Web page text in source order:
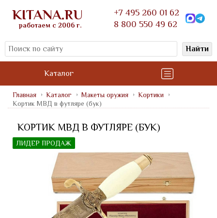
KITANA.RU
работаем с 2006 г.
+7 495 260 01 62
8 800 550 49 62
Найти
Каталог
Главная Каталог Макеты оружия
Кортики
Кортик МВД в футляре (бук)
КОРТИК МВД В ФУТЛЯРЕ (БУК)
ЛИДЕР ПРОДАЖ